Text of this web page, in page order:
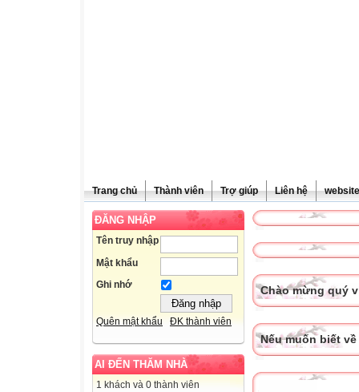
Trang chủ Thành viên Trợ giúp Liên hệ
ĐĂNG NHẬP
Tên truy nhập
Mật khẩu
Ghi nhớ
Quên mật khẩu ĐK thành viên
AI ĐẾN THĂM NHÀ
1 khách và 0 thành viên
Chào mừng quý
Nếu muốn biết